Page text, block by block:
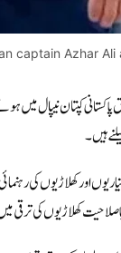
captain Azhar
مقرر کردیا 41 سالہ سابق
ہیں۔
اور کھلاڑیوں کی
کھلاڑیوں کی ترقی میں